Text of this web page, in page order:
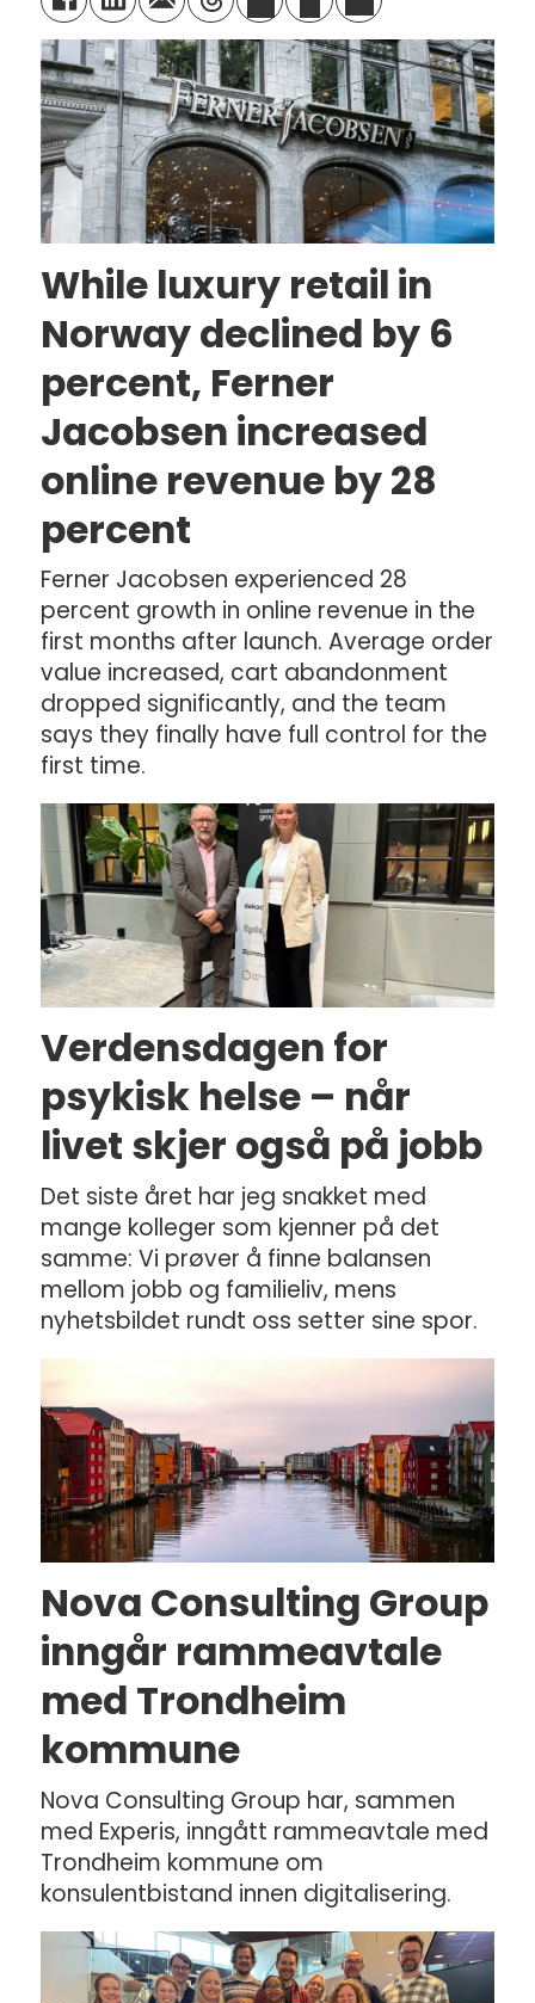
While luxury retail in
Norway declined by 6
percent, Ferner
Jacobsen increased
online revenue by 28
percent
Ferner Jacobsen experienced 28
percent growth in online revenue in the
first months after launch. Average order
value increased, cart abandonment
dropped significantly, and the team
says they finally have full control for the
first time.
Verdensdagen for
psykisk helse – når
livet skjer også på jobb
Det siste året har jeg snakket med
mange kolleger som kjenner på det
samme: Vi prøver å finne balansen
mellom jobb og familieliv, mens
nyhetsbildet rundt oss setter sine spor.
Nova Consulting Group
inngår rammeavtale
med Trondheim
kommune
Nova Consulting Group har, sammen
med Experis, inngått rammeavtale med
Trondheim kommune om
konsulentbistand innen digitalisering.